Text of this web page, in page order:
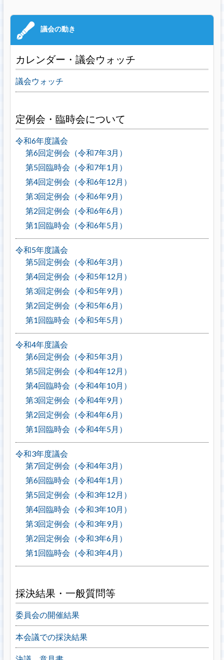
カレンダー・議会ウォッチ
議会ウォッチ
定例会・臨時会について
令和6年度議会
第6回定例会（令和7年3月）
第5回臨時会（令和7年1月）
第4回定例会（令和6年12月）
第3回定例会（令和6年9月）
第2回定例会（令和6年6月）
第1回臨時会（令和6年5月）
令和5年度議会
第5回定例会（令和6年3月）
第4回定例会（令和5年12月）
第3回定例会（令和5年9月）
第2回定例会（令和5年6月）
第1回臨時会（令和5年5月）
令和4年度議会
第6回定例会（令和5年3月）
第5回定例会（令和4年12月）
第4回臨時会（令和4年10月）
第3回定例会（令和4年9月）
第2回定例会（令和4年6月）
第1回臨時会（令和4年5月）
令和3年度議会
第7回定例会（令和4年3月）
第6回臨時会（令和4年1月）
第5回定例会（令和3年12月）
第4回臨時会（令和3年10月）
第3回定例会（令和3年9月）
第2回定例会（令和3年6月）
第1回臨時会（令和3年4月）
採決結果・一般質問等
委員会の開催結果
本会議での採決結果